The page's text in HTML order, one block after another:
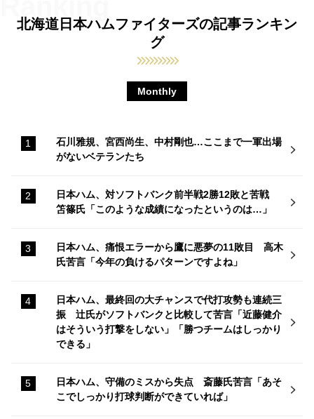
北海道日本ハムファイターズの記事ランキン
グ
Monthly
石川雅規、宮西尚生、中村剛也…ここまで一軍出場
がないベテランたち
日本ハム、対ソフトバンク前半戦2勝12敗と苦戦
笘篠氏「このような成績になったというのは…」
日本ハム、痛恨エラーから鷹に悪夢の11敗目 高木
氏苦言「今年の負けるパターンですよね」
日本ハム、最終回の大チャンスで代打攻勢も連続三
振 辻氏がソフトバンクと比較して苦言「近藤健介
はそういう打撃をしない」「勝つチームはしっかり
できる」
日本ハム、守備のミスから失点 斎藤氏苦言「あそ
こでしっかり打球判断ができていれば」